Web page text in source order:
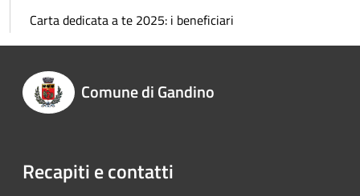
Carta dedicata a te 2025: i beneficiari
Comune di Gandino
Recapiti e contatti